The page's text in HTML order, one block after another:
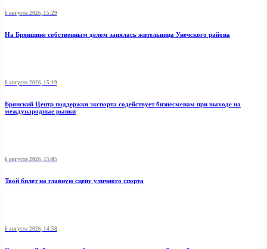
6 августа 2026, 15:29
На Брянщине собственным делом занялась жительница Унечского района
6 августа 2026, 15:19
Брянский Центр поддержки экспорта содействует бизнесменам при выходе на
международные рынки
6 августа 2026, 15:05
Твой билет на главную сцену уличного спорта
6 августа 2026, 14:58